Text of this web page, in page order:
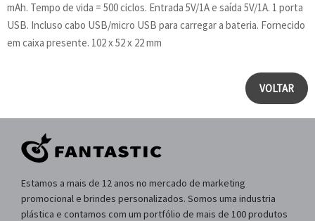
mAh. Tempo de vida = 500 ciclos. Entrada 5V/1A e saída 5V/1A. 1 porta
USB. Incluso cabo USB/micro USB para carregar a bateria. Fornecido
em caixa presente. 102 x 52 x 22 mm
VOLTAR
Estamos a mais de 12 anos no mercado de marketing
promocional e brindes personalizados. Somos uma industria
plástica e contamos com um portfólio de mais de 100 produtos